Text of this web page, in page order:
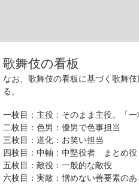
歌舞伎の看板
なお、歌舞伎の看板に基づく歌舞
る。
一枚目：主役：そのまま主役。「
二枚目：色男：優男で色事担当
三枚目：道化：お笑い担当
四枚目：中軸：中堅役者 まとめ役
五枚目：敵役：一般的な敵役
六枚目：実敵：憎めない善要素の